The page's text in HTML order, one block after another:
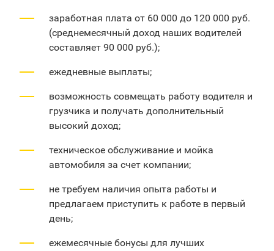
заработная плата от 60 000 до 120 000 руб.
(среднемесячный доход наших водителей
составляет 90 000 руб.);
ежедневные выплаты;
возможность совмещать работу водителя и
грузчика и получать дополнительный
высокий доход;
техническое обслуживание и мойка
автомобиля за счет компании;
не требуем наличия опыта работы и
предлагаем приступить к работе в первый
день;
ежемесячные бонусы для лучших